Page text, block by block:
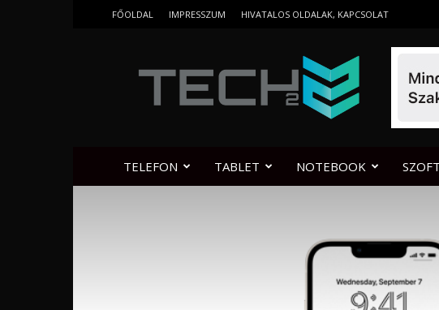
FŐOLDAL IMPRESSZUM HIVATALOS OLDALAK, KAPCSOLAT
TELEFON TABLET NOTEBOOK